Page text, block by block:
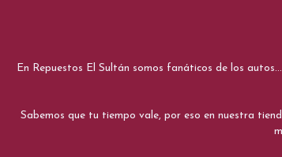
En Repuestos El Sultán somos fanáticos de los
Sabemos que tu tiempo vale, por eso en nuestra